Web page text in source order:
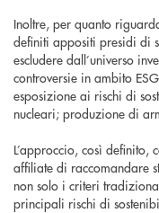
Inoltre, per quanto
definiti appositi presidi di
escludere dall’universo
controversie in ambito
esposizione ai rischi di
nucleari; produzione di
L’approccio, così definito,
affiliate di raccomandare
non solo i criteri
principali rischi di